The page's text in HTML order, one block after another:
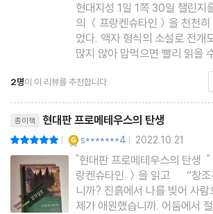
현대지성 1일 1쪽 30일 챌린지
의 ＜프랑켄슈타인＞을 천천히
었다. 액자 형식의 소설로 전개
많지 않아 맘먹으면 빨리 읽을
회에 음미하며 읽어 보기로 했다. 기껏해야 만
화에 나오는 캐릭터이자 공포영
했던 프랑켄슈타인은 소설 속
그리고 공포소설로
2명이 이 리뷰를 추천합니다.
종이책 현대판 프로메테우스의 탄생
| s*******4 | 2022.10.21
"현대판 프로메테우스의 탄생 " 메리 셜리의＜ 프
랑켄슈타인 ＞을 읽고 “창조주여, 제가 부탁했습
니까? 진흙에서 나를 빚어 사
제가 애원했습니까. 어둠에서